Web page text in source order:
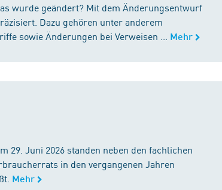
wurde geändert? Mit dem Änderungsentwurf
Dazu gehören unter anderem
sowie Änderungen bei Verweisen ...
Mehr
29. Juni 2026 standen neben den fachlichen
in den vergangenen Jahren
Mehr